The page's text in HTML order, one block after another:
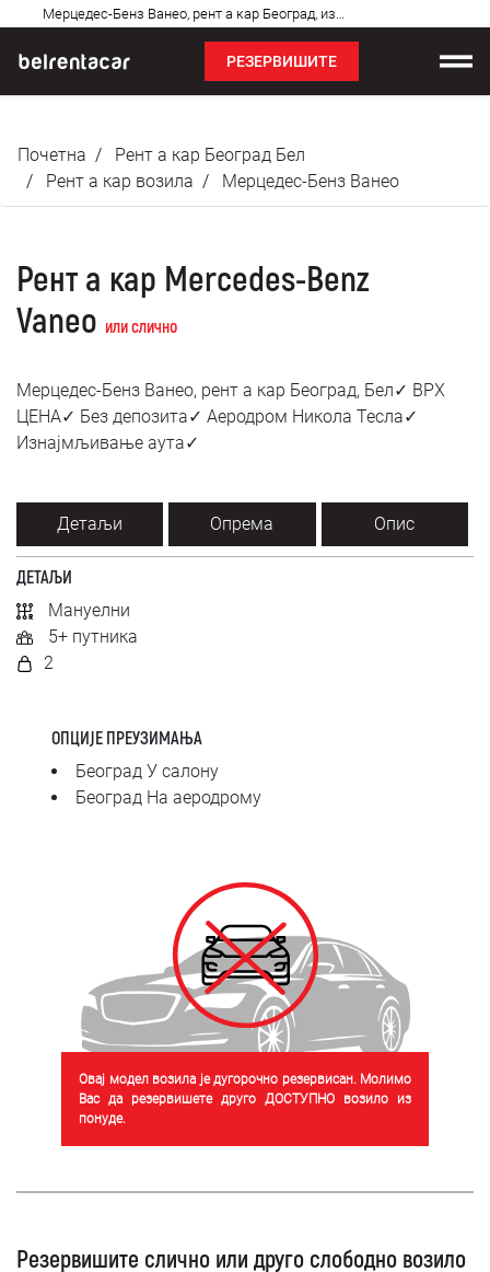
Мерцедес-Бенз Ванео, рент а кар Београд, изнајмљивање аута: Бел✓
питања
РЕЗЕРВИШИТЕ
Цене
О нама
Најчешћа питања
Блог
Контакт
SRPSKI
СРПСКИ
ENGLISH
Почетна
Рент а кар Београд Бел
Рент а кар возила
Мерцедес-Бенз Ванео
Рент а кар Mercedes-Benz
Vaneo или слично
Мерцедес-Бенз Ванео, рент а кар Београд, Бел✓ ВРХ
ЦЕНА✓ Без депозита✓ Аеродром Никола Тесла✓
Изнајмљивање аута✓
Детаљи Опрема Опис
ДЕТАЉИ
Мануелни
5+ путника
2
ОПЦИЈЕ ПРЕУЗИМАЊА
Београд У салону
Београд На аеродрому
Овај модел возила је дугорочно резервисан. Молимо
Вас да резервишете друго ДОСТУПНО возило из
понуде.
Резервишите слично или друго слободно возило